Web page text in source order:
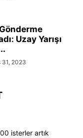
Uzay Yarışı
31, 2023
isterler artık